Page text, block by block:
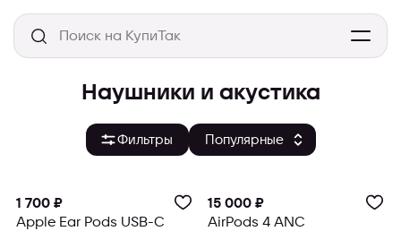
Наушники и акустика
Фильтры
1 700 ₽
Apple Ear Pods USB-C
15 000 ₽
AirPods 4 ANC